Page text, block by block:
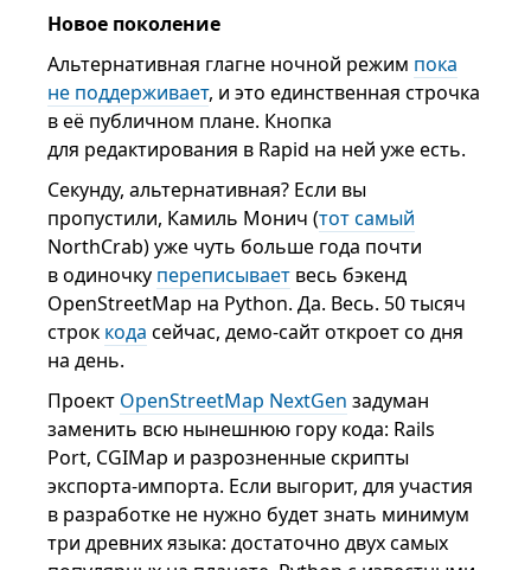
Новое поколение
Альтернативная глагне ночной режим пока
не поддерживает, и это единственная строчка
в её публичном плане. Кнопка
для редактирования в Rapid на ней уже есть.
Секунду, альтернативная? Если вы
пропустили, Камиль Монич (тот самый
NorthCrab) уже чуть больше года почти
в одиночку переписывает весь бэкенд
OpenStreetMap на Python. Да. Весь. 50 тысяч
строк кода сейчас, демо-сайт откроет со дня
на день.
Проект OpenStreetMap NextGen задуман
заменить всю нынешнюю гору кода: Rails
Port, CGIMap и разрозненные скрипты
экспорта-импорта. Если выгорит, для участия
в разработке не нужно будет знать минимум
три древних языка: достаточно двух самых